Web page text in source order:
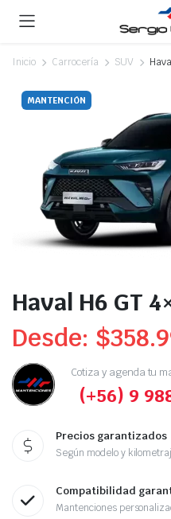
Inicio Carrocería SUV
MANTENCIÓN
Haval H6 GT
Desde: $
Cotiza y agenda tu
(+56) 9
Precios garantizados
Según modelo y
Compatibilidad
Mantenciones